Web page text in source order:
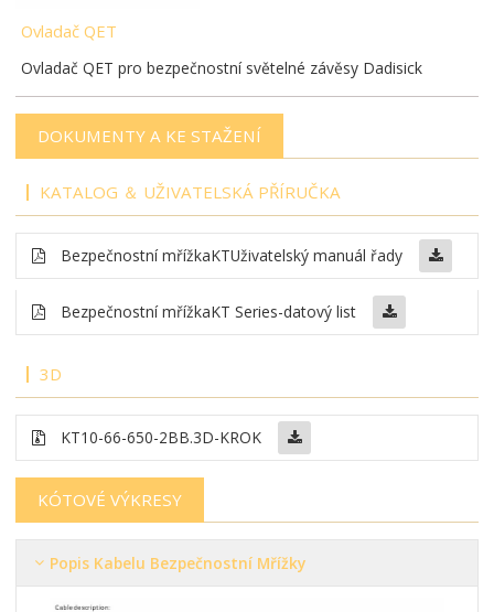
Ovladač QET
Ovladač QET pro bezpečnostní světelné závěsy Dadisick
DOKUMENTY A KE STAŽENÍ
KATALOG ＆ UŽIVATELSKÁ PŘÍRUČKA
Bezpečnostní mřížkaKTUživatelský manuál řady
Bezpečnostní mřížkaKT Series-datový list
3D
KT10-66-650-2BB.3D-KROK
KÓTOVÉ VÝKRESY
Popis Kabelu Bezpečnostní Mřížky